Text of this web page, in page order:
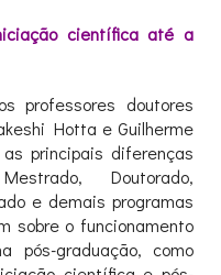
científica até a
professores doutores
Hotta e Guilherme
principais diferenças
Doutorado,
e demais programas
sobre o funcionamento
pós-graduação, como